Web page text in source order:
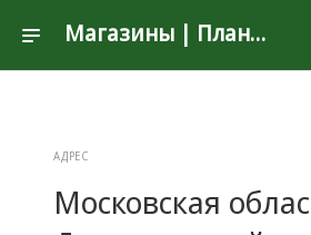
Магазины | Планета Секонд Хенд
АДРЕС
Московская